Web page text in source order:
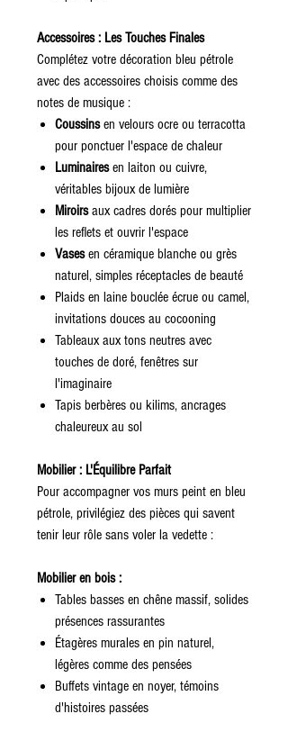
Accessoires : Les Touches Finales
Complétez votre décoration bleu pétrole
avec des accessoires choisis comme des
notes de musique :
Coussinsen velours ocre ou terracotta
pour ponctuer l'espace de chaleur
Luminairesen laiton ou cuivre,
véritables bijoux de lumière
Miroirsaux cadres dorés pour multiplier
les reflets et ouvrir l'espace
Vasesen céramique blanche ou grès
naturel, simples réceptacles de beauté
Plaids en laine bouclée écrue ou camel,
invitations douces au cocooning
Tableaux aux tons neutres avec
touches de doré, fenêtres sur
l'imaginaire
Tapis berbères ou kilims, ancrages
chaleureux au sol
Mobilier : L'Équilibre Parfait
Pour accompagner vos murs peint en bleu
pétrole, privilégiez des pièces qui savent
tenir leur rôle sans voler la vedette :
Mobilier en bois :
Tables basses en chêne massif, solides
présences rassurantes
Étagères murales en pin naturel,
légères comme des pensées
Buffets vintage en noyer, témoins
d'histoires passées